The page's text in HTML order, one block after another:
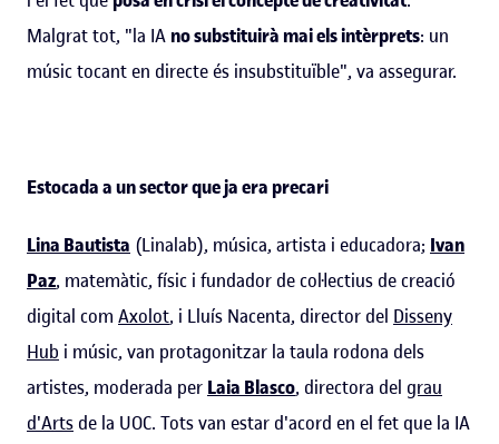
Malgrat tot, "la IA no substituirà mai els intèrprets: un
músic tocant en directe és insubstituïble", va assegurar.
Estocada a un sector que ja era precari
Lina Bautista (Linalab), música, artista i educadora; Ivan
Paz, matemàtic, físic i fundador de col·lectius de creació
digital com Axolot, i Lluís Nacenta, director del Disseny
Hub i músic, van protagonitzar la taula rodona dels
artistes, moderada per Laia Blasco, directora del grau
d'Arts de la UOC. Tots van estar d'acord en el fet que la IA